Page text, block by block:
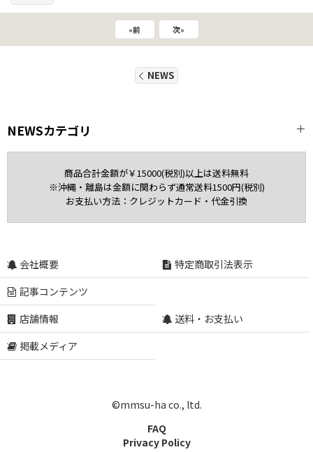
«前 次»
NEWS
NEWSカテゴリ
Miniature Schnauzer
Gift
Collar & Lead
Apparel
商品合計金額が￥15000(税別)以上は送料無料
※沖縄・離島は金額に関わらず通常送料1500円(税別)
お支払い方法：クレジットカード・代金引換
会社概要
特定商取引法表示
記事コンテンツ
店舗情報
送料・お支払い
掲載メディア
©mmsu-ha co., ltd.
FAQ
Privacy Policy